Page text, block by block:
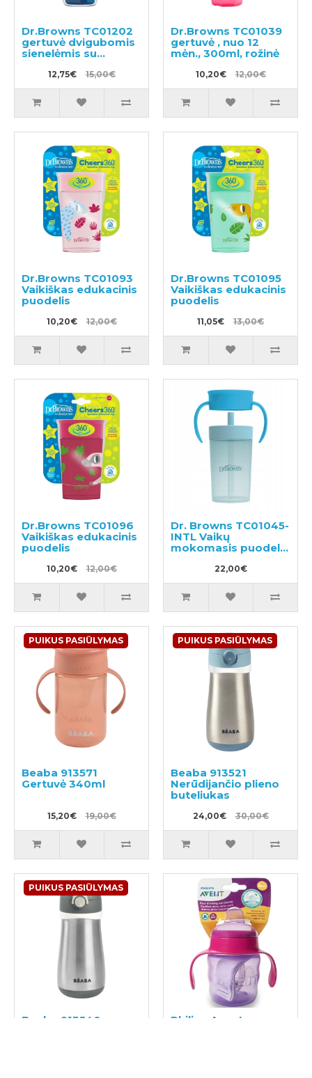
Dr.Browns TC01202
gertuvė dvigubomis
sienelėmis su
šiaudeliu 300ml
12,75€ 15,00€
Dr.Browns TC01039
gertuvė , nuo 12
mėn., 300ml, rožinė
10,20€ 12,00€
Dr.Browns TC01093
Vaikiškas edukacinis
puodelis
10,20€ 12,00€
Dr.Browns TC01095
Vaikiškas edukacinis
puodelis
11,05€ 13,00€
Dr.Browns TC01096
Vaikiškas edukacinis
puodelis
10,20€ 12,00€
Dr. Browns TC01045-
INTL Vaikų
mokomasis puodelis
22,00€
PUIKUS PASIŪLYMAS
Beaba 913571
Gertuvė 340ml
15,20€ 19,00€
PUIKUS PASIŪLYMAS
Beaba 913521
Nerūdijančio plieno
buteliukas
24,00€ 30,00€
PUIKUS PASIŪLYMAS
Beaba 913540
Philips Avent